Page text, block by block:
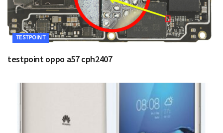
TESTPOINT
testpoint oppo a57 cph2407